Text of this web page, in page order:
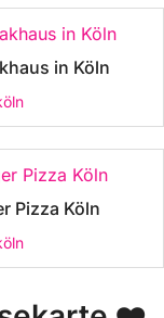
in Köln
Pizza Köln